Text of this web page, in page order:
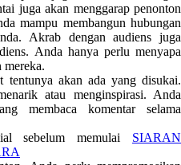
juga akan menggarap penonton
mampu membangun hubungan
Akrab dengan audiens juga
Anda hanya perlu menyapa
mereka.
tentunya akan ada yang disukai.
atau menginspirasi. Anda
membaca komentar selama
sebelum memulai SIARAN